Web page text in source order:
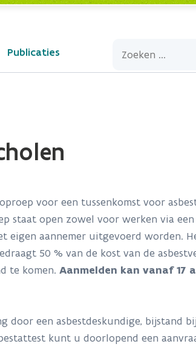
Publicaties
voor een tussenkomst voor
staat open zowel voor werken via
eigen aannemer uitgevoerd worden.
50 % van de kost van de
te komen. Aanmelden kan vanaf 17
door een asbestdeskundige, bijstand
kunt u doorlopend een